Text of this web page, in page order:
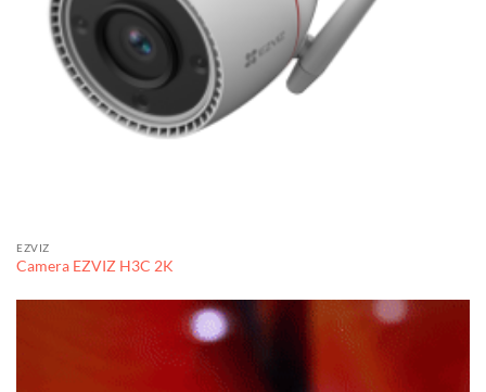
EZVIZ
Camera EZVIZ H3C 2K